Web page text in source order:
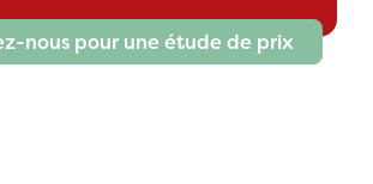
nous pour une étude de prix